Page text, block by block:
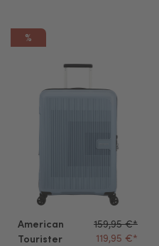
M light lime
American Tourister Trolley
%
American
Tourister
159,95 €*
119,95 €*